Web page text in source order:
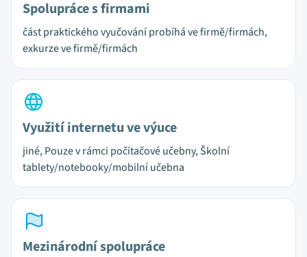
Spolupráce s firmami
část praktického vyučování probíhá ve firmě/firmách,
exkurze ve firmě/firmách
Využití internetu ve výuce
jiné, Pouze v rámci počítačové učebny, Školní
tablety/notebooky/mobilní učebna
Mezinárodní spolupráce